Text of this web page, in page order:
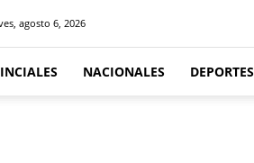
agosto 6, 2026
NACIONALES DEPORTES